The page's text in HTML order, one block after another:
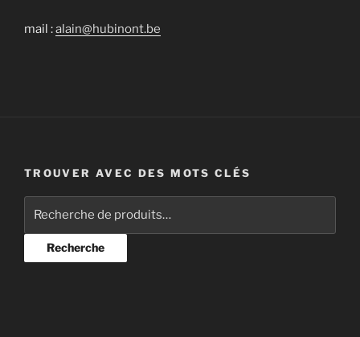
mail :alain@hubinont.be
TROUVER AVEC DES MOTS CLÉS
Recherche